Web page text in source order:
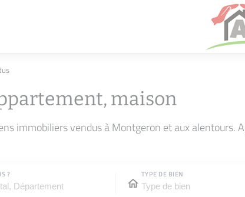
maison
immobiliers vendus à Montgeron et aux
?
??
TYPE DE BIEN